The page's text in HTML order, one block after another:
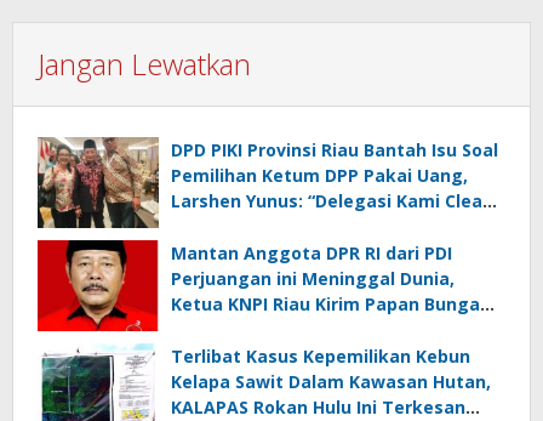
Jangan Lewatkan
DPD PIKI Provinsi Riau Bantah Isu Soal
Pemilihan Ketum DPP Pakai Uang,
Larshen Yunus: “Delegasi Kami Clean
Pribadi”
Mantan Anggota DPR RI dari PDI
Perjuangan ini Meninggal Dunia,
Ketua KNPI Riau Kirim Papan Bunga
Terlibat Kasus Kepemilikan Kebun
Kelapa Sawit Dalam Kawasan Hutan,
KALAPAS Rokan Hulu Ini Terkesan